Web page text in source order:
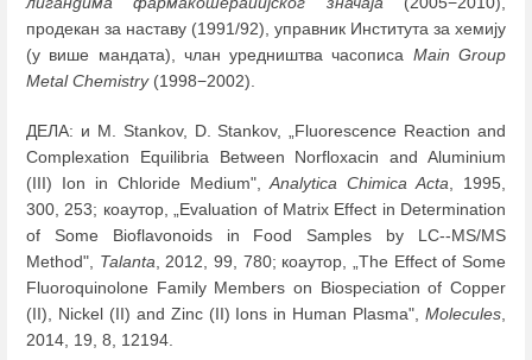
продекан за наставу (1991/92), управник Института за хемију
(у више мандата), члан уредништва часописа Main Group
Metal Chemistry(1998−2002).
ДЕЛА: и M. Stankov, D. Stankov, „Fluorescence Reaction and
Complexation Equilibria Between Norfloxacin and Aluminium
(III) Ion in Chloride Medium",Analytica Chimica Acta , 1995,
300, 253; коаутор, „Еvaluation of Matrix Effect in Determination
of Some Bioflavonoids in Food Samples by LC--MS/MS
Method", Talanta , 2012, 99, 780; коаутор, „The Effect of Some
Fluoroquinolone Family Members on Biospeciation of Copper
(II), Nickel (II) and Zinc (II) Ions in Human Plasma", Molecules
2014, 19, 8, 12194.